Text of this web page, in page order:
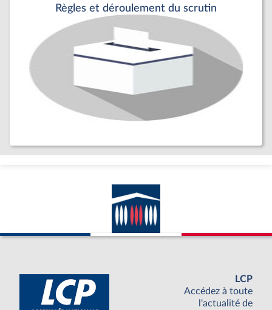
Règles et déroulement du scrutin
LCP
Accédez à toute
l'actualité de